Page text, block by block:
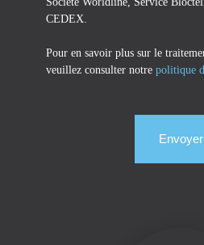
CEDEX.
Pour en savoir plus sur le
veuillez consulter notre politique
Envoyer